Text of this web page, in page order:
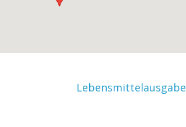
Lebensmittelausgabe